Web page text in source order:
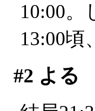
10:00
13:00
#2 よる